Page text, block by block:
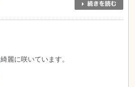
綺麗に咲いています。